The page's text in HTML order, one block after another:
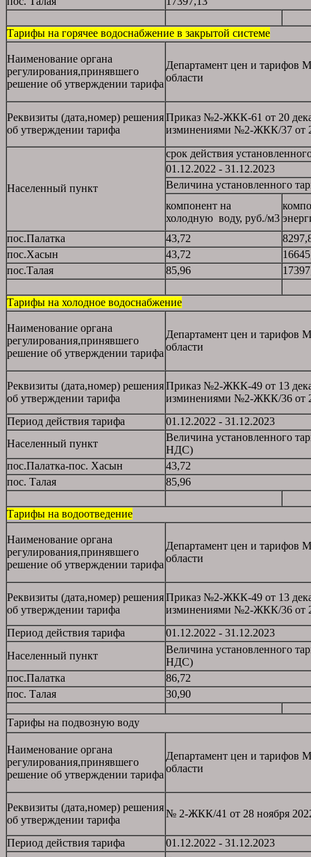
Тарифы на горячее водоснабжение в закрытой системе
Наименование органа
регулирования,принявшего
решение об утверждении тарифа
Департамент цен и тарифов
области
Реквизиты (дата,номер) решения
об утверждении тарифа
Приказ №2-ЖКК-61 от 20
изминениями №2-ЖКК/37 от
Населенный пункт
срок действия
01.12.2022 - 31.12.2023
Величина установленного
компонент на
холодную воду, руб./м3
пос.Палатка
43,72
пос.Хасын
43,72
пос.Талая
85,96
Тарифы на холодное водоснабжение
Наименование органа
регулирования,принявшего
решение об утверждении тарифа
Департамент цен и тарифов
области
Реквизиты (дата,номер) решения
об утверждении тарифа
Приказ №2-ЖКК-49 от 13
изминениями №2-ЖКК/36 от
Период действия тарифа
01.12.2022 - 31.12.2023
Населенный пункт
Величина установленного
НДС)
пос.Палатка-пос. Хасын
43,72
пос. Талая
85,96
Тарифы на водоотведение
Наименование органа
регулирования,принявшего
решение об утверждении тарифа
Департамент цен и тарифов
области
Реквизиты (дата,номер) решения
об утверждении тарифа
Приказ №2-ЖКК-49 от 13
изминениями №2-ЖКК/36 от
Период действия тарифа
01.12.2022 - 31.12.2023
Населенный пункт
Величина установленного
НДС)
пос.Палатка
86,72
пос. Талая
30,90
Тарифы на подвозную воду
Наименование органа
регулирования,принявшего
решение об утверждении тарифа
Департамент цен и тарифов
области
Реквизиты (дата,номер) решения
об утверждении тарифа
№ 2-ЖКК/41 от 28 ноября
Период действия тарифа 01.12.2022 - 31.12.2023